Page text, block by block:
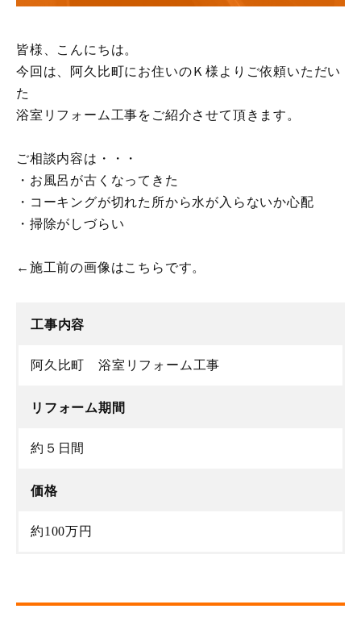
皆様、こんにちは。
今回は、阿久比町にお住いのＫ様よりご依頼いただい
た
浴室リフォーム工事をご紹介させて頂きます。
ご相談内容は・・・
・お風呂が古くなってきた
・コーキングが切れた所から水が入らないか心配
・掃除がしづらい
←施工前の画像はこちらです。
工事内容
阿久比町 浴室リフォーム工事
リフォーム期間
約５日間
価格
約100万円